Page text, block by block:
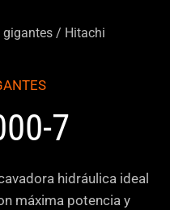
gigantes / Hitachi
7
hidráulica ideal
máxima potencia y